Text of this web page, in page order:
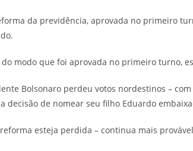
da previdência, aprovada no primeiro
do modo que foi aprovada no primeiro turno,
Bolsonaro perdeu votos nordestinos –
decisão de nomear seu filho Eduardo
esteja perdida – continua mais